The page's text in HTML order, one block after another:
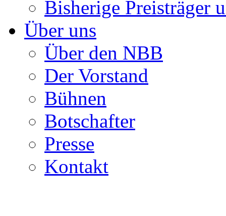
Bisherige Preisträger
Über uns
Über den NBB
Der Vorstand
Bühnen
Botschafter
Presse
Kontakt